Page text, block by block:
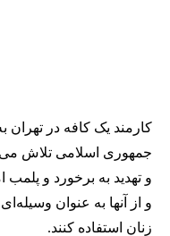
کارمند یک کافه در تهران
جمهوری اسلامی تلاش
و تهدید به برخورد و پلمب
و از آنها به عنوان
زنان استفاده کنند.